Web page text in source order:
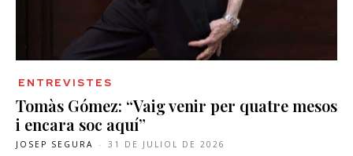
ENTREVISTES
Tomàs Gómez: “Vaig venir per quatre mesos
i encara soc aquí”
JOSEP SEGURA - 31 DE JULIOL DE 2026